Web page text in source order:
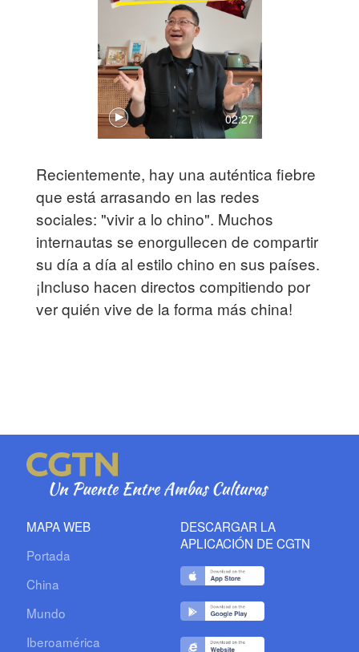
02:27
Recientemente, hay una auténtica fiebre
que está arrasando en las redes
sociales: "vivir a lo chino". Muchos
internautas se enorgullecen de compartir
su día a día al estilo chino en sus países.
¡Incluso hacen directos compitiendo por
ver quién vive de la forma más china!
MAPA WEB
Portada
China
Mundo
Iberoamérica
DESCARGAR LA
APLICACIÓN DE CGTN